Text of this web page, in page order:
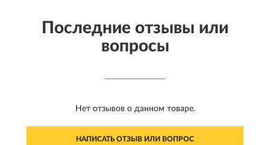
Последние отзывы или
вопросы
Нет отзывов о данном товаре.
НАПИСАТЬ ОТЗЫВ ИЛИ ВОПРОС